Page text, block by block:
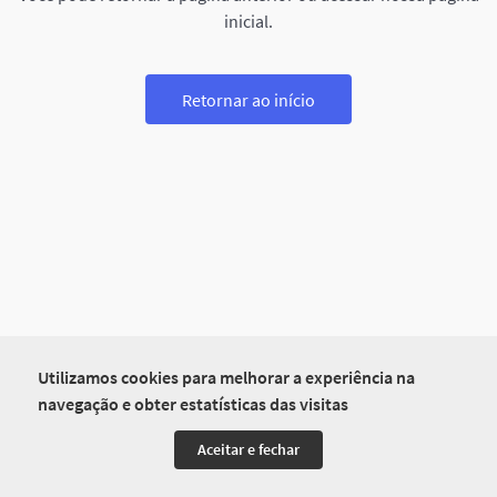
Utilizamos cookies para melhorar a experiência na
navegação e obter estatísticas das visitas
Aceitar e fechar
inicial.
Retornar ao início